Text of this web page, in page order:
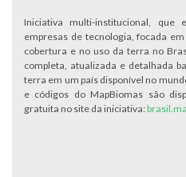
Iniciativa multi-institucional, que
empresas de tecnologia, focada
cobertura e no uso da terra no
completa, atualizada e detalhada
terra em um país disponível no
e códigos do MapBiomas são
gratuita no site da iniciativa: